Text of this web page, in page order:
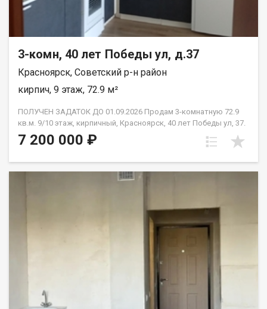
3-комн, 40 лет Победы ул, д.37
Красноярск, Советский р-н район
кирпич, 9 этаж, 72.9 м²
ПОЛУЧЕН ЗАДАТОК ДО 01.09.2026 Продам 3-комнатную 72.9
кв.м. 9/10 этаж, кирпичный, Красноярск, 40 лет Победы ул, 37.
Дом 2018 года постройки. Отделка от застройщика. Комнаты
изолированные: 13.4 м2 + 13.4 м2 + 18 м2., кухня 12.9 м2.,в
2.65 м2. Новым владельцам остаётся вся мебель, которая
безопасное пространство. · Детская поликлиника — 5 минут
пешком. · 2 детских сада — 6 минут пешком. · Школа — 12 минут
неспешной прогулки. Всё необходимое для роста и развития
ребенка — в шаговой доступности, без необходимости
обременений. Рассмотрим все виды расчёта. Полное юр
сопровождение сделки. Помощь в оформлении ипотеки.
Квартира на ключах, покажу в удобное для вас время по
7 200 000 ₽